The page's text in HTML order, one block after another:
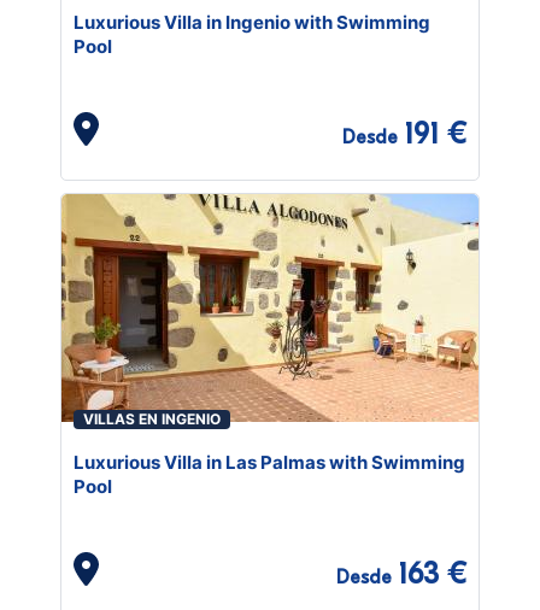
Luxurious Villa in Ingenio with Swimming
Pool
Desde 191 €
VILLAS EN INGENIO
Luxurious Villa in Las Palmas with Swimming
Pool
Desde 163 €